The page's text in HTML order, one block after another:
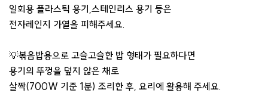
일회용 플라스틱 용기,스테인리스 용기 등은
전자레인지 가열을 피해주세요.
💡볶음밥용으로 고슬고슬한 밥 형태가 필요하다면
용기의 뚜껑을 덮지 않은 채로
살짝(700W 기준 1분) 조리한 후, 요리에 활용해 주세요.